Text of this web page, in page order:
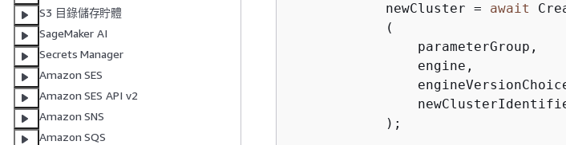
S3 目錄儲存貯體
SageMaker AI
Secrets Manager
Amazon SES
Amazon SES API v2
Amazon SNS
Amazon SQS
            newCluster =
await
            (
                parameterGroup,
                engine,
            );